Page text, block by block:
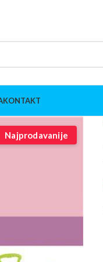
KONTAKT
Najprodavanije